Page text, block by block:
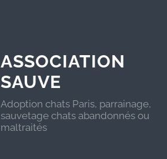
ASSOCIATION
SAUVE
Adoption chats Paris, parrainage,
sauvetage chats abandonnés ou
maltraités